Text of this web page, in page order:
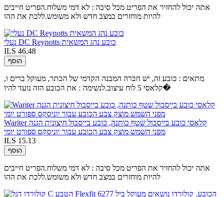
אתה יכול להחזיר את הפריט מכל סיבה : לא דמי משלוח.הפריט חייבים
להיות מוחזרים במצב חדש ולא משומש.ללכת את ההו
נעלי DC Reynotts כובע נהג המשאית
ILS 46.48
הוסף
מתאים : כובע זה, יש חברה המבנה הקדמי של הכתר, מעוקל ברים ו,
קלאסי 5 לוח עיצוב.לנשימה : את הכובע הזה נועד להיו�
Wariter קלאסי כובע בייסבול שטף כותנה, כובע בייסבול חיצונית הגנה
מפני השמש מוצק צבע הכובע עבור יוניסקס ספורט יומי
ILS 15.13
הוסף
אתה יכול להחזיר את הפריט מכל סיבה : לא דמי משלוח.הפריט חייבים
להיות מוחזרים במצב חדש ולא משומש.ללכת את ההו